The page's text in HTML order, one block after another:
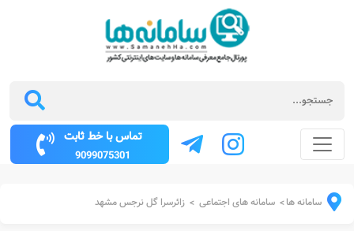
تماس با خط ثابت
9099075301
سامانه ها> سامانه های اجتماعی > زائرسرا گل نرجس مشهد